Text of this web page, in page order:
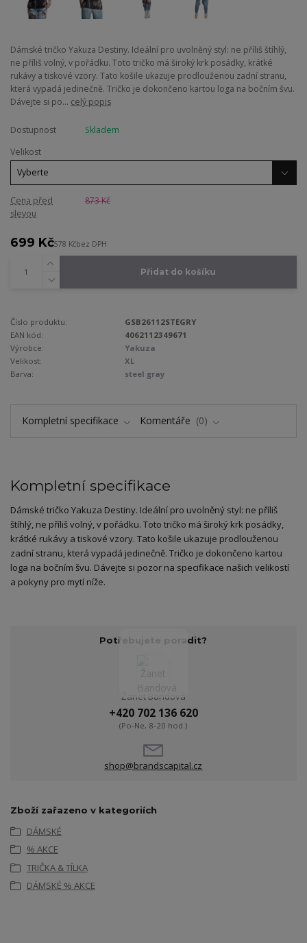
Dámské tričko Yakuza Destiny. Ideální pro uvolněný styl: ne příliš štíhlý,
ne příliš volný, v pořádku. Toto tričko má široký krk posádky, krátké
rukávy a tiskové vzory. Tato košile ukazuje prodlouženou zadní stranu,
která vypadá jedinečně. Tričko je dokončeno kartou loga na bočním švu.
Dávejte si po... celý popis
Dostupnost
Skladem
Velikost
Cena před
slevou
873 Kč
699 Kč578 Kčbez DPH
Přidat do košíku
Číslo produktu:
GSB26112STEGRY
EAN kód:
4062112349671
Výrobce:
Yakuza
Velikost:
XL
Barva:
steel gray
Kompletní specifikace Komentáře 0
Kompletní specifikace
Dámské tričko Yakuza Destiny. Ideální pro uvolněný styl: ne příliš
štíhlý, ne příliš volný, v pořádku. Toto tričko má široký krk posádky,
krátké rukávy a tiskové vzory. Tato košile ukazuje prodlouženou
zadní stranu, která vypadá jedinečně. Tričko je dokončeno kartou
loga na bočním švu. Dávejte si pozor na specifikace našich velikostí
a pokyny pro mytí níže.
Potřebujete poradit?
Žanet Bandová
+420 702 136 620
(Po-Ne, 8-20 hod.)
shop@brandscapital.cz
Zboží zařazeno v kategoriích
DÁMSKÉ
% AKCE
TRIČKA & TÍLKA
DÁMSKÉ % AKCE